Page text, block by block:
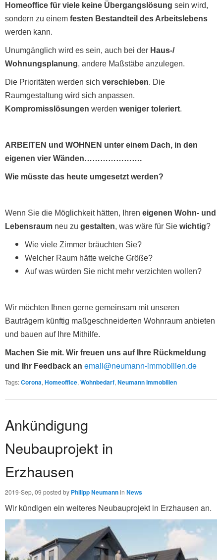
Homeoffice für viele keine Übergangslösung sein wird,
sondern zu einem festen Bestandteil des Arbeitslebens
werden kann.
Unumgänglich wird es sein, auch bei der Haus-/
Wohnungsplanung, andere Maßstäbe anzulegen.
Die Prioritäten werden sich verschieben. Die
Raumgestaltung wird sich anpassen.
Kompromisslösungen werden weniger toleriert.
ARBEITEN und WOHNEN unter einem Dach, in den
eigenen vier Wänden………………….
Wie müsste das heute umgesetzt werden?
Wenn Sie die Möglichkeit hätten, Ihren eigenen Wohn- und
Lebensraum neu zu gestalten, was wäre für Sie wichtig?
Wie viele Zimmer bräuchten Sie?
Welcher Raum hätte welche Größe?
Auf was würden Sie nicht mehr verzichten wollen?
Wir möchten Ihnen gerne gemeinsam mit unseren
Bauträgern künftig maßgeschneiderten Wohnraum anbieten
und bauen auf Ihre Mithilfe.
Machen Sie mit. Wir freuen uns auf Ihre Rückmeldung
und Ihr Feedback an email@neumann-immobilien.de
Tags:Corona, Homeoffice, Wohnbedarf, Neumann Immobilien
Ankündigung
Neubauprojekt in
Erzhausen
2019-Sep, 09 posted by Philipp Neumannin News
Wir kündigen ein weiteres Neubauprojekt in Erzhausen an.